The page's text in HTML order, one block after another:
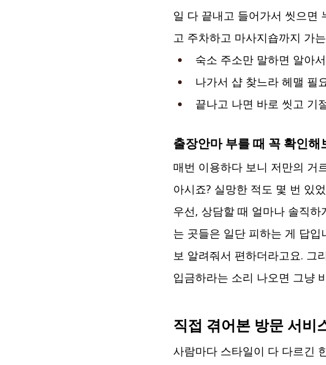
일 다 끝내고 들어가서 씻으면
고 주차하고 마사지숍까지 가
숙소 주소만 말하면 알아
나가서 샵 찾느라 헤맬 필
끝나고 나면 바로 씻고 기
출장안마 부를 때 꼭 확인해
매번 이용하다 보니 저만의 거
아시죠? 실망한 적도 몇 번 있
우선, 상담할 때 얼마나 솔직
는 곳들은 일단 피하는 게 답
보 알려줘서 편하더라고요. 그
입금하라는 소리 나오면 그냥
직접 겪어본 방문 서비
사람마다 스타일이 다 다르긴